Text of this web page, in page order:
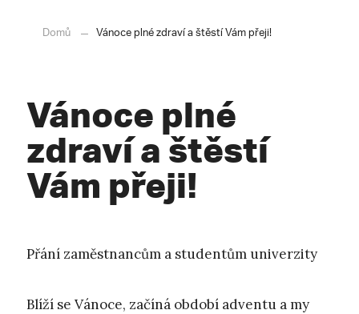
Domů Vánoce plné zdraví a štěstí Vám přeji!
Vánoce plné
zdraví a štěstí
Vám přeji!
Přání zaměstnancům a studentům univerzity
Blíží se Vánoce, začíná období adventu a my